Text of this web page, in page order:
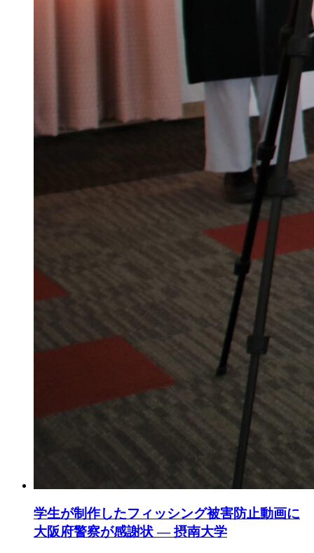
学生が制作したフィッシング被害防止動画に
大阪府警察が感謝状 — 摂南大学